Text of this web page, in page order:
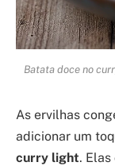
Batata doce no
As ervilhas
adicionar um
curry light.